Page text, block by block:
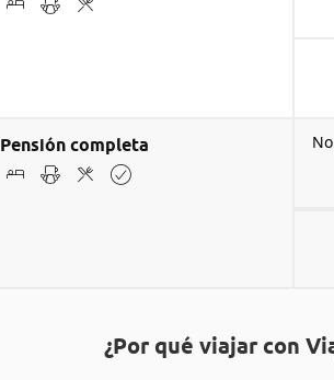
Pensión completa
¿Por qué viajar con